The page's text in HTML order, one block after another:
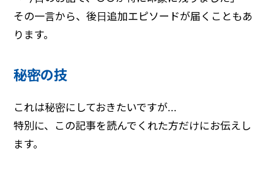
その一言から、後日追加エピソードが届くこともあ
ります。
秘密の技
これは秘密にしておきたいですが...
特別に、この記事を読んでくれた方だけにお伝えし
ます。